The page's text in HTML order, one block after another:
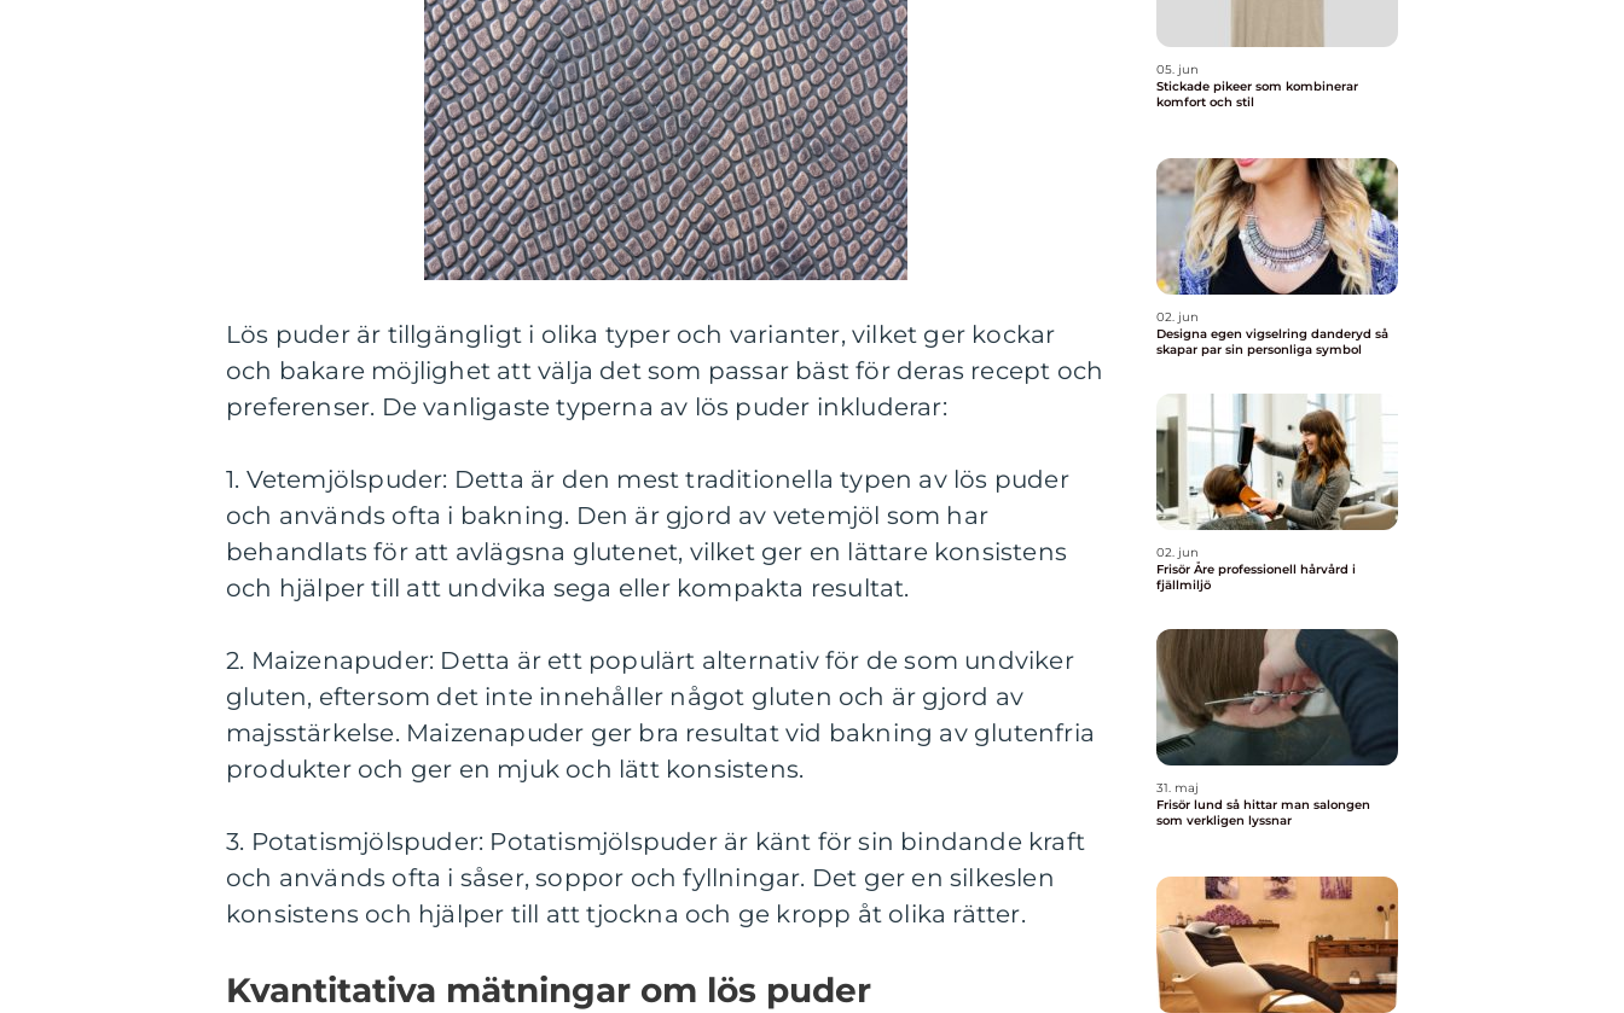
Lös puder är tillgängligt i olika typer och varianter, vilket ger kockar
och bakare möjlighet att välja det som passar bäst för deras recept och
preferenser. De vanligaste typerna av lös puder inkluderar:
1. Vetemjölspuder: Detta är den mest traditionella typen av lös puder
och används ofta i bakning. Den är gjord av vetemjöl som har
behandlats för att avlägsna glutenet, vilket ger en lättare konsistens
och hjälper till att undvika sega eller kompakta resultat.
2. Maizenapuder: Detta är ett populärt alternativ för de som undviker
gluten, eftersom det inte innehåller något gluten och är gjord av
majsstärkelse. Maizenapuder ger bra resultat vid bakning av glutenfria
produkter och ger en mjuk och lätt konsistens.
3. Potatismjölspuder: Potatismjölspuder är känt för sin bindande kraft
och används ofta i såser, soppor och fyllningar. Det ger en silkeslen
konsistens och hjälper till att tjockna och ge kropp åt olika rätter.
Kvantitativa mätningar om lös puder
05. jun
Stickade pikeer som kombinerar
komfort och stil
02. jun
Designa egen vigselring danderyd så
skapar par sin personliga symbol
02. jun
Frisör Åre professionell hårvård i
fjällmiljö
31. maj
Frisör lund så hittar man salongen
som verkligen lyssnar